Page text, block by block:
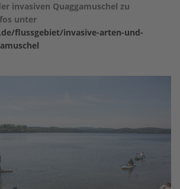
invasiven Quaggamuschel zu
unter
flussgebiet/invasive-arten-und-